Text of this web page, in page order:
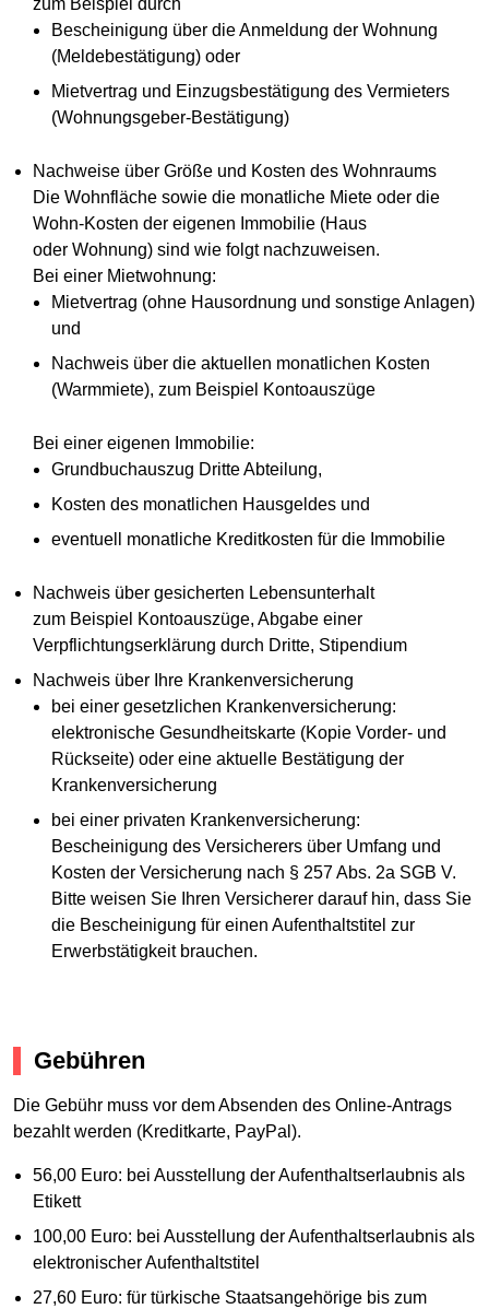
zum Beispiel durch
Bescheinigung über die Anmeldung der Wohnung
(Meldebestätigung) oder
Mietvertrag und Einzugsbestätigung des Vermieters
(Wohnungsgeber-Bestätigung)
Nachweise über Größe und Kosten des Wohnraums
Die Wohnfläche sowie die monatliche Miete oder die
Wohn-Kosten der eigenen Immobilie (Haus
oder Wohnung) sind wie folgt nachzuweisen.
Bei einer Mietwohnung:
Mietvertrag (ohne Hausordnung und sonstige Anlagen)
und
Nachweis über die aktuellen monatlichen Kosten
(Warmmiete), zum Beispiel Kontoauszüge
Bei einer eigenen Immobilie:
Grundbuchauszug Dritte Abteilung,
Kosten des monatlichen Hausgeldes und
eventuell monatliche Kreditkosten für die Immobilie
Nachweis über gesicherten Lebensunterhalt
zum Beispiel Kontoauszüge, Abgabe einer
Verpflichtungserklärung durch Dritte, Stipendium
Nachweis über Ihre Krankenversicherung
bei einer gesetzlichen Krankenversicherung:
elektronische Gesundheitskarte (Kopie Vorder- und
Rückseite) oder eine aktuelle Bestätigung der
Krankenversicherung
bei einer privaten Krankenversicherung:
Bescheinigung des Versicherers über Umfang und
Kosten der Versicherung nach § 257 Abs. 2a SGB V.
Bitte weisen Sie Ihren Versicherer darauf hin, dass Sie
die Bescheinigung für einen Aufenthaltstitel zur
Erwerbstätigkeit brauchen.
Gebühren
Die Gebühr muss vor dem Absenden des Online-Antrags
bezahlt werden (Kreditkarte, PayPal).
56,00 Euro: bei Ausstellung der Aufenthaltserlaubnis als
Etikett
100,00 Euro: bei Ausstellung der Aufenthaltserlaubnis als
elektronischer Aufenthaltstitel
27,60 Euro: für türkische Staatsangehörige bis zum